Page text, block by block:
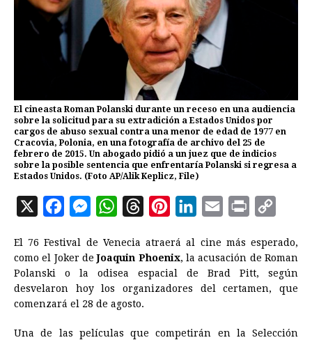
El cineasta Roman Polanski durante un receso en una audiencia
sobre la solicitud para su extradición a Estados Unidos por
cargos de abuso sexual contra una menor de edad de 1977 en
Cracovia, Polonia, en una fotografía de archivo del 25 de
febrero de 2015. Un abogado pidió a un juez que de indicios
sobre la posible sentencia que enfrentaría Polanski si regresa a
Estados Unidos. (Foto AP/Alik Keplicz, File)
X
c
e
b
o
o
M
s
e
n
g
W
a
t
A
p
r
e
a
s
n
t
e
e
n
k
e
I
a
i
l
i
n
t
p
y
L
n
El 76 Festival de Venecia atraerá al cine más esperado,
como el Joker de Joaquin Phoenix, la acusación de Roman
Polanski o la odisea espacial de Brad Pitt, según
desvelaron hoy los organizadores del certamen, que
comenzará el 28 de agosto.
Una de las películas que competirán en la Selección